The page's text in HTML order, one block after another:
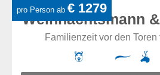
pro Person ab € 1279
Weihnachtsmann
Familienzeit vor den